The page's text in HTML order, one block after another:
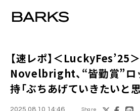
【速レポ】＜LuckyFes’25＞
Novelbright、“皆勤賞”ロ
持「ぶちあげていきたいと思
2025.08.10 14:46 Share